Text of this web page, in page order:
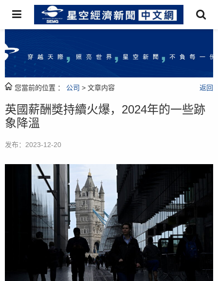
您當前的位置 ： 公司 > 文章内容 返回
英國薪酬獎持續火爆，2024年的一些跡
象降溫
发布：2023-12-20